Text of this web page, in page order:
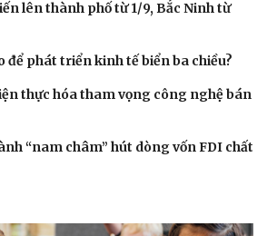
La tăng tốc giải ngân vốn
lên thành phố từ 1/9, Bắc Ninh từ